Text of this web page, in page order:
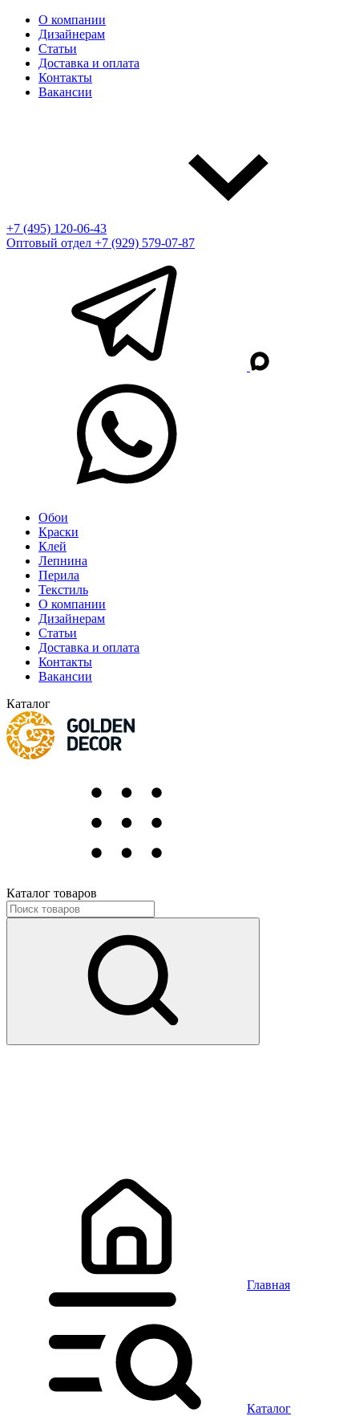
О компании
Дизайнерам
Статьи
Доставка и оплата
Контакты
Вакансии
+7 (495) 120-06-43
Оптовый отдел +7 (929) 579-07-87
Обои
Краски
Клей
Лепнина
Перила
Текстиль
О компании
Дизайнерам
Статьи
Доставка и оплата
Контакты
Вакансии
Каталог
Каталог товаров
Главная
Каталог